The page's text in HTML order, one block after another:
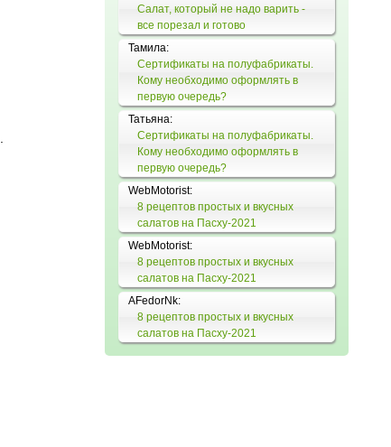
Салат, который не надо варить -
все порезал и готово
Тамила:
Сертификаты на полуфабрикаты.
Кому необходимо оформлять в
первую очередь?
Татьяна:
Сертификаты на полуфабрикаты.
Кому необходимо оформлять в
первую очередь?
WebMotorist:
8 рецептов простых и вкусных
салатов на Пасху-2021
WebMotorist:
8 рецептов простых и вкусных
салатов на Пасху-2021
AFedorNk:
8 рецептов простых и вкусных
салатов на Пасху-2021